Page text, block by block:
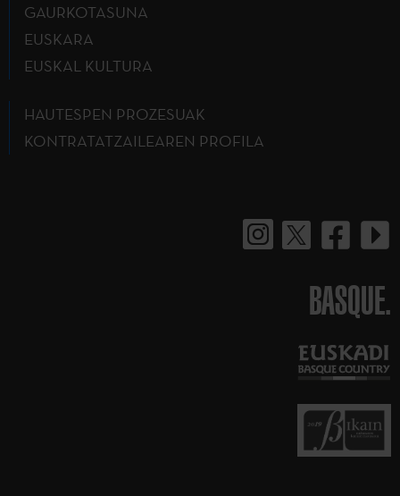
GAURKOTASUNA
EUSKARA
EUSKAL KULTURA
HAUTESPEN PROZESUAK
KONTRATATZAILEAREN PROFILA
BASQUE.